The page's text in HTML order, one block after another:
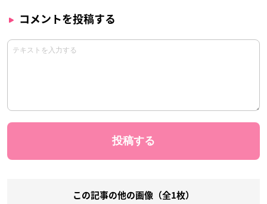
コメントを投稿する
この記事の他の画像（全1枚）